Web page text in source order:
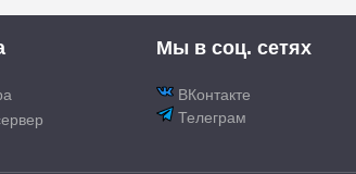
Мы в соц. сетях
ВКонтакте
Телеграм